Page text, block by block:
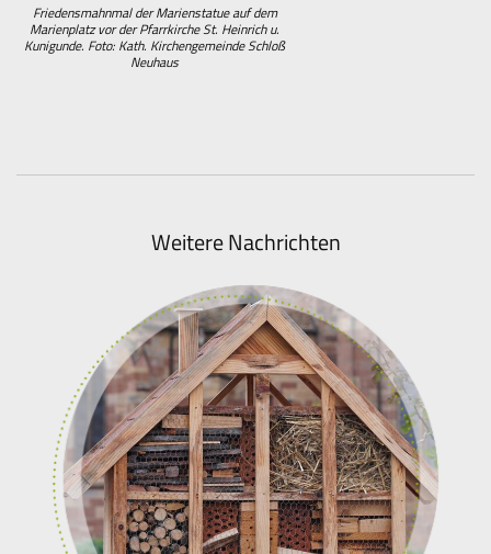
Friedensmahnmal der Marienstatue auf dem
Marienplatz vor der Pfarrkirche St. Heinrich u.
Kunigunde. Foto: Kath. Kirchengemeinde Schloß
Neuhaus
Weitere Nachrichten